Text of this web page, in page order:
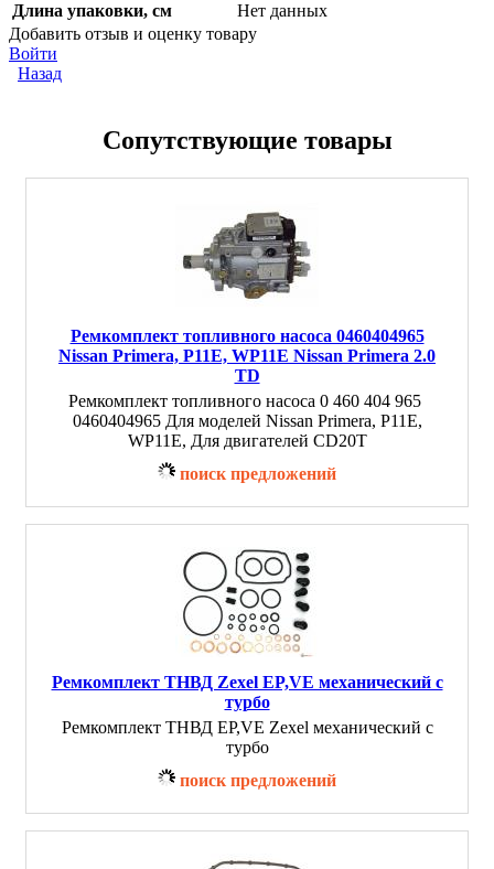
Длина упаковки, см
Нет данных
Добавить отзыв и оценку товару
Войти
Назад
Сопутствующие товары
Ремкомплект топливного насоса 0460404965
Nissan Primera, P11E, WP11E Nissan Primera 2.0
TD
Ремкомплект топливного насоса 0 460 404 965
0460404965 Для моделей Nissan Primera, P11E,
WP11E, Для двигателей CD20T
поиск предложений
Ремкомплект ТНВД Zexel EP,VE механический c
турбо
Ремкомплект ТНВД EP,VE Zexel механический c
турбо
поиск предложений